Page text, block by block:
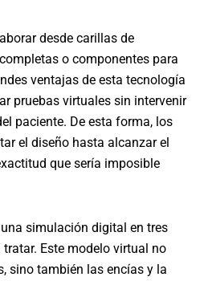
desde carillas de
o componentes para
ventajas de esta tecnología
pruebas virtuales sin intervenir
paciente. De esta forma, los
el diseño hasta alcanzar el
que sería imposible
simulación digital en tres
Este modelo virtual no
sino también las encías y la